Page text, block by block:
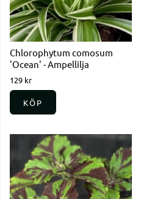
Chlorophytum comosum
'Ocean' - Ampellilja
129 kr
KÖP